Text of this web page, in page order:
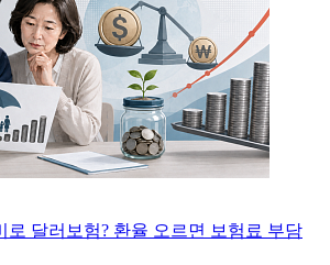
로 달러보험? 환율 오르면 보험료 부담